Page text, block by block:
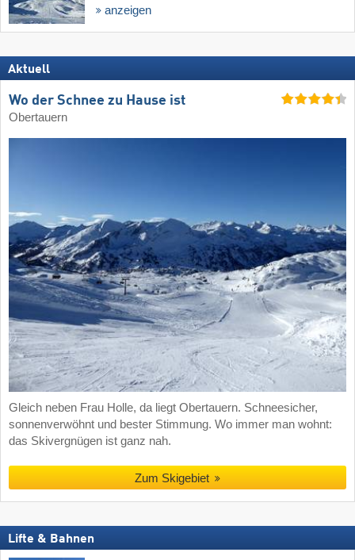
anzeigen
Aktuell
Wo der Schnee zu Hause ist
Obertauern
Gleich neben Frau Holle, da liegt Obertauern. Schneesicher,
sonnenverwöhnt und bester Stimmung. Wo immer man wohnt:
das Skivergnügen ist ganz nah.
Zum Skigebiet
Lifte & Bahnen